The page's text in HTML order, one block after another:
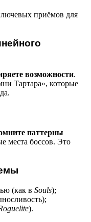
приёмов для
возможности.
Тартара», которые
паттерны
места боссов. Это
(как в Souls);
).